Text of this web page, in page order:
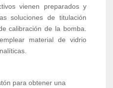
vienen preparados y
soluciones de titulación
calibración de la bomba.
material de vidrio
para obtener una